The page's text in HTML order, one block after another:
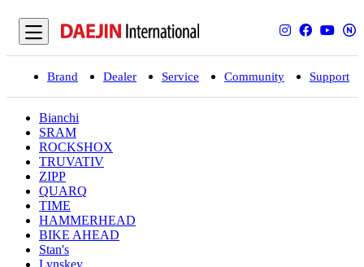
Brand Dealer Service Community Support
Bianchi
SRAM
ROCKSHOX
TRUVATIV
ZIPP
QUARQ
TIME
HAMMERHEAD
BIKE AHEAD
Stan's
Lynskey